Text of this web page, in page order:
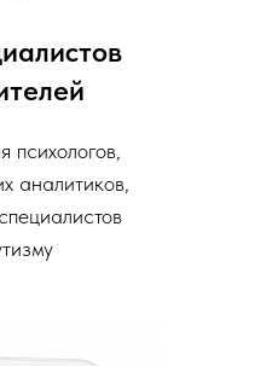
психологов,
аналитиков,